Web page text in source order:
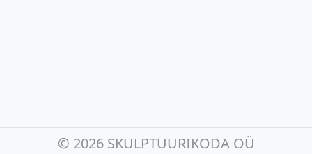
© 2026 SKULPTUURIKODA OÜ